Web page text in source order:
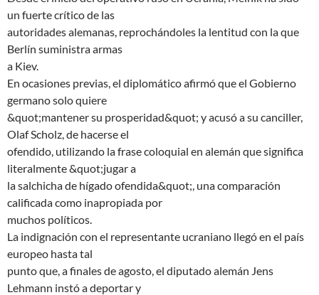
un fuerte crítico de las
autoridades alemanas, reprochándoles la lentitud con la que
Berlín suministra armas
a Kiev.
En ocasiones previas, el diplomático afirmó que el Gobierno
germano solo quiere
&quot;mantener su prosperidad&quot; y acusó a su canciller,
Olaf Scholz, de hacerse el
ofendido, utilizando la frase coloquial en alemán que significa
literalmente &quot;jugar a
la salchicha de hígado ofendida&quot;, una comparación
calificada como inapropiada por
muchos políticos.
La indignación con el representante ucraniano llegó en el país
europeo hasta tal
punto que, a finales de agosto, el diputado alemán Jens
Lehmann instó a deportar y